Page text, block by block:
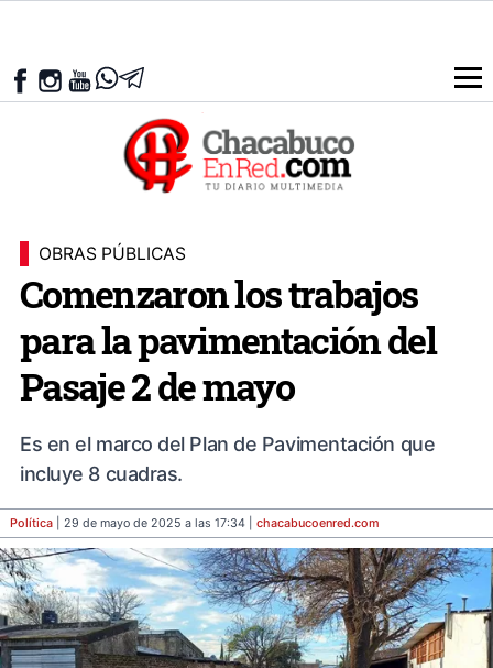
OBRAS PÚBLICAS
Comenzaron los trabajos
para la pavimentación del
Pasaje 2 de mayo
Es en el marco del Plan de Pavimentación que
incluye 8 cuadras.
Política | 29 de mayo de 2025 a las 17:34 | chacabucoenred.com